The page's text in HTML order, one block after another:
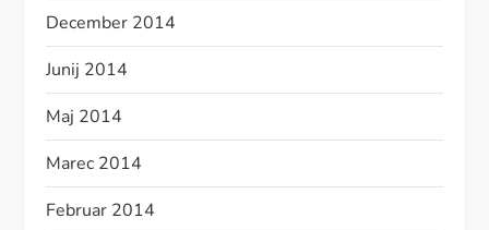
December 2014
Junij 2014
Maj 2014
Marec 2014
Februar 2014